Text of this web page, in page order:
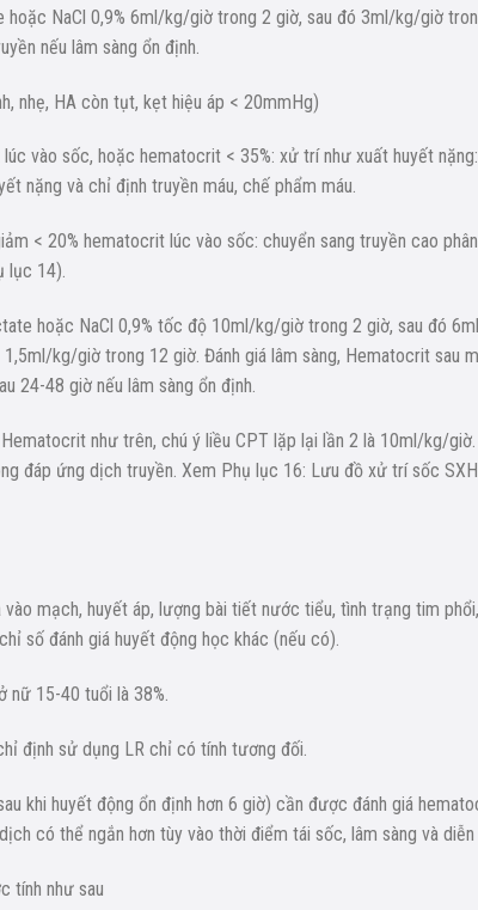
NaCl 0,9% 6ml/kg/giờ trong 2 giờ, sau đó 3ml/kg/giờ
nếu lâm sàng ổn định.
nhẹ, HA còn tụt, kẹt hiệu áp < 20mmHg)
vào sốc, hoặc hematocrit < 35%: xử trí như xuất huyết
nặng và chỉ định truyền máu, chế phẩm máu.
< 20% hematocrit lúc vào sốc: chuyển sang truyền cao
lục 14).
hoặc NaCl 0,9% tốc độ 10ml/kg/giờ trong 2 giờ, sau đó
kg/giờ trong 12 giờ. Đánh giá lâm sàng, Hematocrit sau
24-48 giờ nếu lâm sàng ổn định.
như trên, chú ý liều CPT lặp lại lần 2 là 10ml/kg/
đáp ứng dịch truyền. Xem Phụ lục 16: Lưu đồ xử trí sốc
mạch, huyết áp, lượng bài tiết nước tiểu, tình trạng tim
số đánh giá huyết động học khác (nếu có).
nữ 15-40 tuổi là 38%.
định sử dụng LR chỉ có tính tương đối.
khi huyết động ổn định hơn 6 giờ) cần được đánh giá
có thể ngắn hơn tùy vào thời điểm tái sốc, lâm sàng và
tính như sau